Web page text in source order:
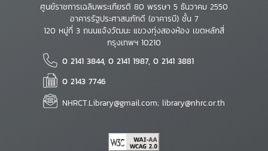
ศูนย์ราชการเฉลิมพระเกียรติ 80 พรรษา 5 ธันวาคม 2550
อาคารรัฐประศาสนภักดี (อาคารบี) ชั้น 7
120 หมู่ที่ 3 ถนนแจ้งวัฒนะ แขวงทุ่งสองห้อง เขตหลักสี่
กรุงเทพฯ 10210
0 2141 3844, 0 2141 1987, 0 2141 3881
0 2143 7746
NHRCT.Library@gmail.com; library@nhrc.or.th